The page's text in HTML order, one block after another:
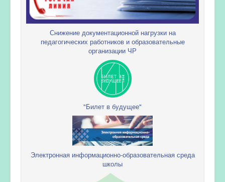
Снижение документационной нагрузки на
педагогических работников и образовательные
организации ЧР
"Билет в будущее"
Электронная информационно-образовательная среда
школы